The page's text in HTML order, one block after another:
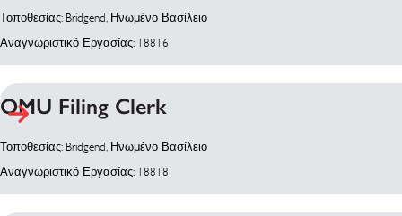
Τοποθεσίας: Bridgend, Ηνωμένο Βασίλειο
Αναγνωριστικό Εργασίας: 18816
OMU Filing Clerk
Τοποθεσίας: Bridgend, Ηνωμένο Βασίλειο
Αναγνωριστικό Εργασίας: 18818